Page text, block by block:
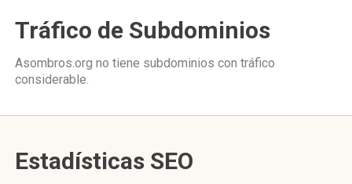
Tráfico de Subdominios
Asombros.org no tiene subdominios con tráfico
considerable.
Estadísticas SEO